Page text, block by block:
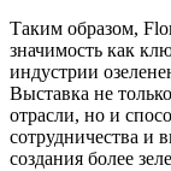
Таким образом,
значимость как
индустрии
Выставка не
отрасли, но и
сотрудничества и
создания более